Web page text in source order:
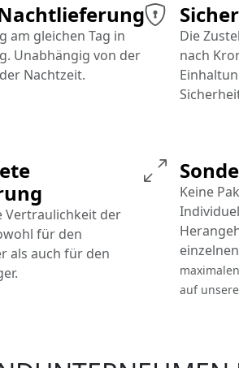
Die
nach
Vertraulichkeit der
für den
als auch für den
am gleichen Tag in
Unabhängig von der
Nachtzeit.
Keine
auf